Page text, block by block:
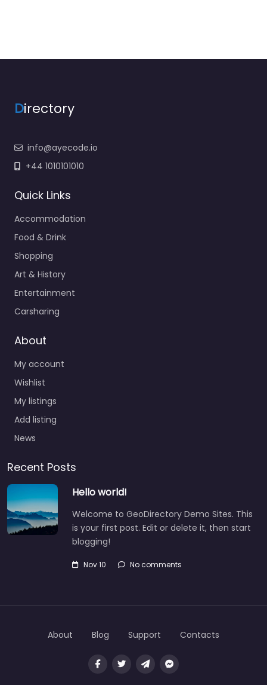
Directory
info@ayecode.io
+44 1010101010
Quick Links
Accommodation
Food & Drink
Shopping
Art & History
Entertainment
Carsharing
About
My account
Wishlist
My listings
Add listing
News
Recent Posts
Hello world!
Welcome to GeoDirectory Demo Sites. This
is your first post. Edit or delete it, then start
blogging!
Nov 10 No comments
About Blog Support Contacts